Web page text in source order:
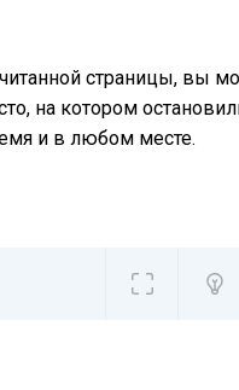
страницы, вы
на котором
и в любом месте.